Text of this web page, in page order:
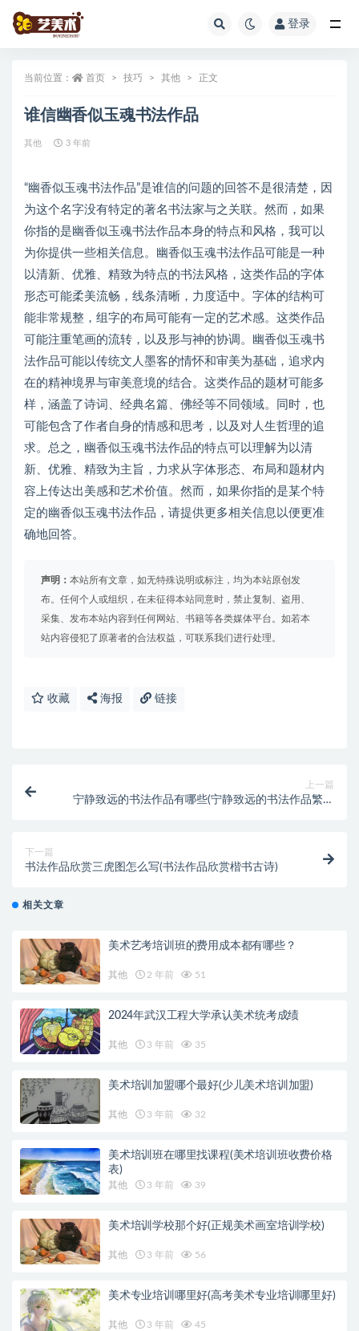
登录
当前位置： 首页 技巧 其他 正文
谁信幽香似玉魂书法作品
其他 3 年前
“幽香似玉魂书法作品”是谁信的问题的回答不是很清楚，因
为这个名字没有特定的著名书法家与之关联。然而，如果
你指的是幽香似玉魂书法作品本身的特点和风格，我可以
为你提供一些相关信息。幽香似玉魂书法作品可能是一种
以清新、优雅、精致为特点的书法风格，这类作品的字体
形态可能柔美流畅，线条清晰，力度适中。字体的结构可
能非常规整，组字的布局可能有一定的艺术感。这类作品
可能注重笔画的流转，以及形与神的协调。幽香似玉魂书
法作品可能以传统文人墨客的情怀和审美为基础，追求内
在的精神境界与审美意境的结合。这类作品的题材可能多
样，涵盖了诗词、经典名篇、佛经等不同领域。同时，也
可能包含了作者自身的情感和思考，以及对人生哲理的追
求。总之，幽香似玉魂书法作品的特点可以理解为以清
新、优雅、精致为主旨，力求从字体形态、布局和题材内
容上传达出美感和艺术价值。然而，如果你指的是某个特
定的幽香似玉魂书法作品，请提供更多相关信息以便更准
确地回答。
声明： 本站所有文章，如无特殊说明或标注，均为本站原创发
布。任何个人或组织，在未征得本站同意时，禁止复制、盗用、
采集、发布本站内容到任何网站、书籍等各类媒体平台。如若本
站内容侵犯了原著者的合法权益，可联系我们进行处理。
收藏 海报 链接
上一篇
宁静致远的书法作品有哪些(宁静致远的书法作品繁体
下一篇
书法作品欣赏三虎图怎么写(书法作品欣赏楷书古诗)
相关文章
美术艺考培训班的费用成本都有哪些？
其他 2 年前 51
2024年武汉工程大学承认美术统考成绩
其他 3 年前 35
美术培训加盟哪个最好(少儿美术培训加盟)
其他 3 年前 32
美术培训班在哪里找课程(美术培训班收费价格
表)
其他 3 年前 39
美术培训学校那个好(正规美术画室培训学校)
其他 3 年前 56
美术专业培训哪里好(高考美术专业培训哪里好)
其他 3 年前 45